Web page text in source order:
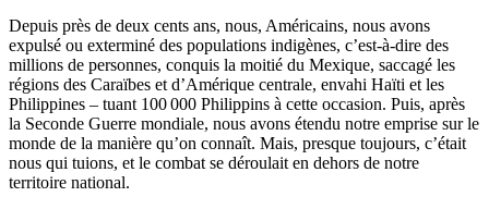
Depuis près de deux cents ans, nous, Américains, nous avons
expulsé ou exterminé des populations indigènes, c’est-à-dire des
millions de personnes, conquis la moitié du Mexique, saccagé les
régions des Caraïbes et d’Amérique centrale, envahi Haïti et les
Philippines – tuant 100 000 Philippins à cette occasion. Puis, après
la Seconde Guerre mondiale, nous avons étendu notre emprise sur le
monde de la manière qu’on connaît. Mais, presque toujours, c’était
nous qui tuions, et le combat se déroulait en dehors de notre
territoire national.